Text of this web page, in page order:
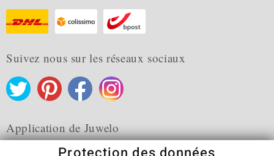
Suivez nous sur les réseaux sociaux
Application de Juwelo